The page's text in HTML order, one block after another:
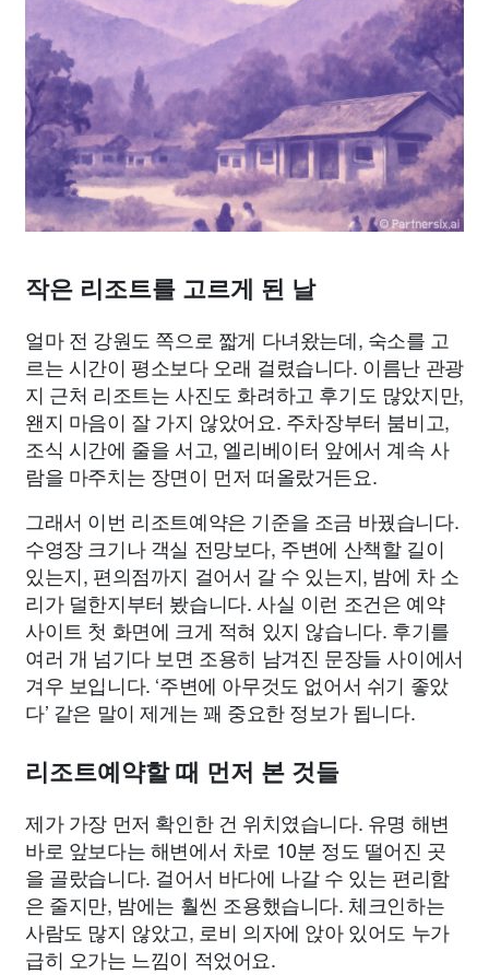
작은 리조트를 고르게 된 날
얼마 전 강원도 쪽으로 짧게 다녀왔는데, 숙소를 고
르는 시간이 평소보다 오래 걸렸습니다. 이름난 관광
지 근처 리조트는 사진도 화려하고 후기도 많았지만,
왠지 마음이 잘 가지 않았어요. 주차장부터 붐비고,
조식 시간에 줄을 서고, 엘리베이터 앞에서 계속 사
람을 마주치는 장면이 먼저 떠올랐거든요.
그래서 이번 리조트예약은 기준을 조금 바꿨습니다.
수영장 크기나 객실 전망보다, 주변에 산책할 길이
있는지, 편의점까지 걸어서 갈 수 있는지, 밤에 차 소
리가 덜한지부터 봤습니다. 사실 이런 조건은 예약
사이트 첫 화면에 크게 적혀 있지 않습니다. 후기를
여러 개 넘기다 보면 조용히 남겨진 문장들 사이에서
겨우 보입니다. ‘주변에 아무것도 없어서 쉬기 좋았
다’ 같은 말이 제게는 꽤 중요한 정보가 됩니다.
리조트예약할 때 먼저 본 것들
제가 가장 먼저 확인한 건 위치였습니다. 유명 해변
바로 앞보다는 해변에서 차로 10분 정도 떨어진 곳
을 골랐습니다. 걸어서 바다에 나갈 수 있는 편리함
은 줄지만, 밤에는 훨씬 조용했습니다. 체크인하는
사람도 많지 않았고, 로비 의자에 앉아 있어도 누가
급히 오가는 느낌이 적었어요.